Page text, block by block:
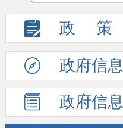
政 策
政府信息
政府信息